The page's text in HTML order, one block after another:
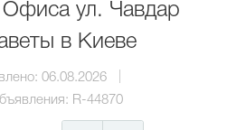
Офиса ул. Чавдар
в Киеве
06.08.2026
R-44870